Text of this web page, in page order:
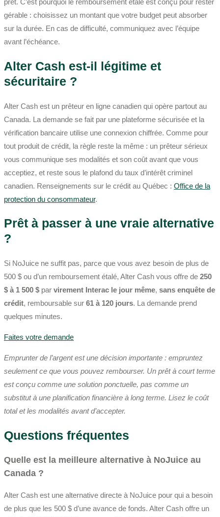
prêt. C’est pourquoi le remboursement étalé est conçu pour rester
gérable : choisissez un montant que votre budget peut absorber
sur la durée. En cas de difficulté, communiquez avec l’équipe
avant l’échéance.
Alter Cash est-il légitime et
sécuritaire ?
Alter Cash est un prêteur en ligne canadien qui opère partout au
Canada. La demande se fait par une plateforme sécurisée et la
vérification bancaire utilise une connexion chiffrée. Comme pour
tout produit de crédit, la règle reste la même : un prêteur sérieux
vous communique ses modalités et son coût avant que vous
acceptiez, et reste sous le plafond du taux d’intérêt criminel
canadien. Renseignements sur le crédit au Québec : Office de la
protection du consommateur.
Prêt à passer à une vraie alternative
?
Si NoJuice ne suffit pas, parce que vous avez besoin de plus de
500 $ ou d’un remboursement étalé, Alter Cash vous offre de 250
$ à 1 500 $ par virement Interac le jour même, sans enquête de
crédit, remboursable sur 61 à 120 jours. La demande prend
quelques minutes.
Faites votre demande
Emprunter de l’argent est une décision importante : empruntez
seulement ce que vous pouvez rembourser. Un prêt à court terme
est conçu comme une solution ponctuelle, pas comme un
substitut à une planification financière à long terme. Lisez le coût
total et les modalités avant d’accepter.
Questions fréquentes
Quelle est la meilleure alternative à NoJuice au
Canada ?
Alter Cash est une alternative directe à NoJuice pour qui a besoin
de plus que les 500 $ d’une avance de fonds. Alter Cash offre un